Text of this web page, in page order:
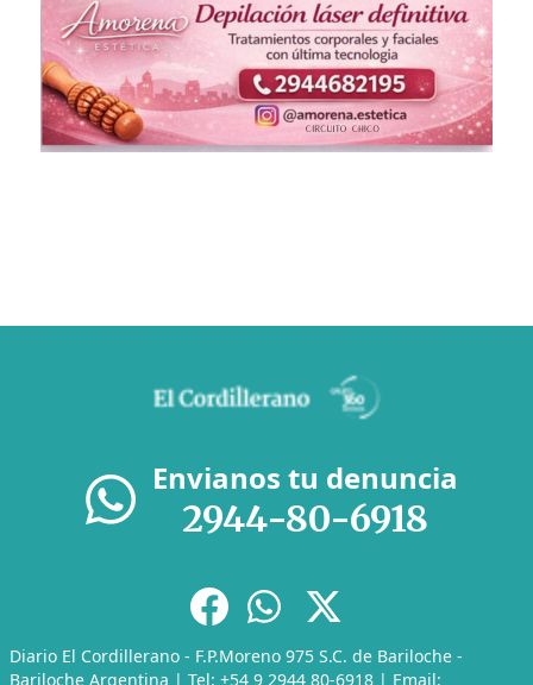
Envianos tu denuncia
2944-80-6918
Diario El Cordillerano - F.P.Moreno 975 S.C. de Bariloche -
Bariloche Argentina | Tel: +54 9 2944 80-6918 | Email: